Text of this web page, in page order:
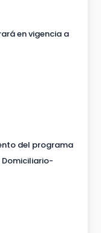
en vigencia a
del programa
Domiciliario-